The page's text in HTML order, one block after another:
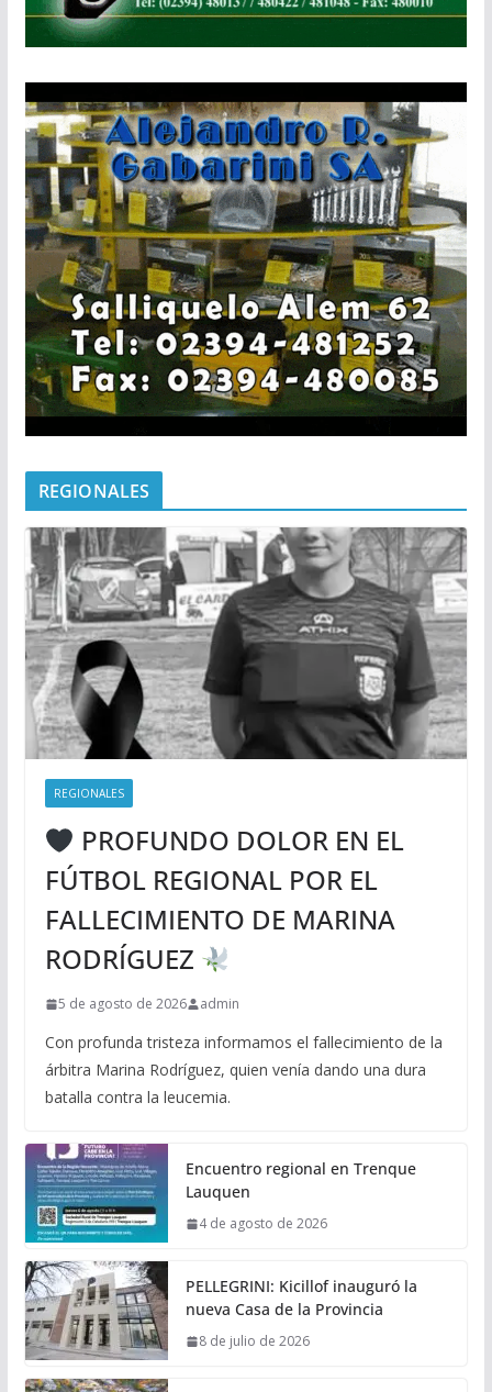
REGIONALES
REGIONALES
PROFUNDO DOLOR EN EL
FÚTBOL REGIONAL POR EL
FALLECIMIENTO DE MARINA
RODRÍGUEZ
5 de agosto de 2026 admin
Con profunda tristeza informamos el fallecimiento de la
árbitra Marina Rodríguez, quien venía dando una dura
batalla contra la leucemia.
Encuentro regional en Trenque
Lauquen
4 de agosto de 2026
PELLEGRINI: Kicillof inauguró la
nueva Casa de la Provincia
8 de julio de 2026